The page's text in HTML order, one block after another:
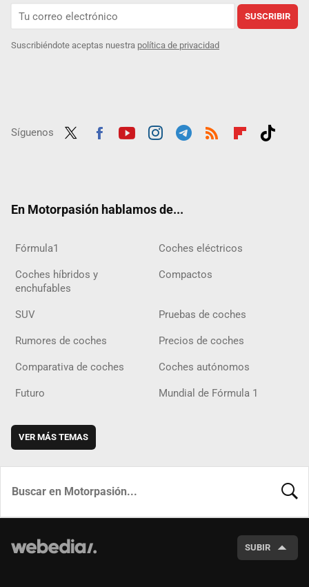
SUSCRIBIR
Suscribiéndote aceptas nuestra política de privacidad
Síguenos
En Motorpasión hablamos de...
Fórmula1 Coches eléctricos
Coches híbridos y
enchufables
Compactos
SUV Pruebas de coches
Rumores de coches Precios de coches
Comparativa de coches Coches autónomos
Futuro Mundial de Fórmula 1
VER MÁS TEMAS
SUBIR